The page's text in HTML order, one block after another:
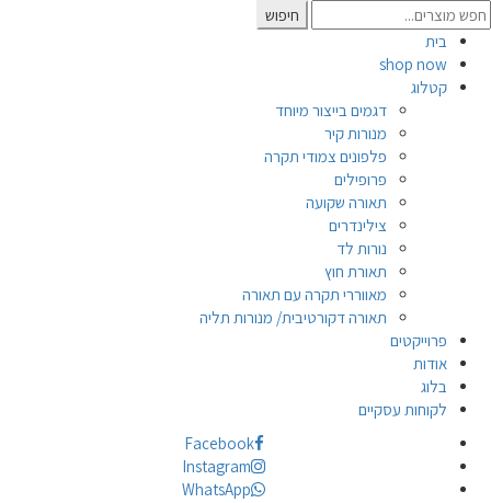
Search
for:
חיפוש
בית
shop now
קטלוג
דגמים בייצור מיוחד
מנורות קיר
פלפונים צמודי תקרה
פרופילים
תאורה שקועה
צילינדרים
נורות לד
תאורת חוץ
מאווררי תקרה עם תאורה
תאורה דקורטיבית/ מנורות תליה
פרוייקטים
אודות
בלוג
לקוחות עסקיים
Facebook
Instagram
WhatsApp